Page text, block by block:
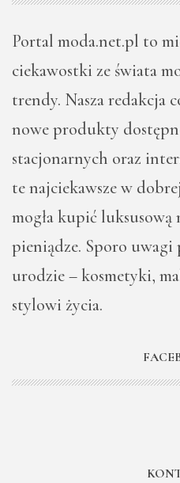
Portal moda.net.pl to
ciekawostki ze świata
trendy. Nasza redakcja
nowe produkty
stacjonarnych oraz
te najciekawsze w
mogła kupić
pieniądze. Sporo uwagi
urodzie – kosmetyki,
stylowi życia.